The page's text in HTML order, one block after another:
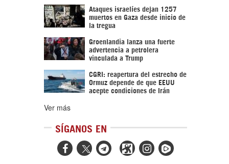
Ataques israelíes dejan 1257
muertos en Gaza desde inicio de
la tregua
Groenlandia lanza una fuerte
advertencia a petrolera
vinculada a Trump
CGRI: reapertura del estrecho de
Ormuz depende de que EEUU
acepte condiciones de Irán
Ver más
SÍGANOS EN
  